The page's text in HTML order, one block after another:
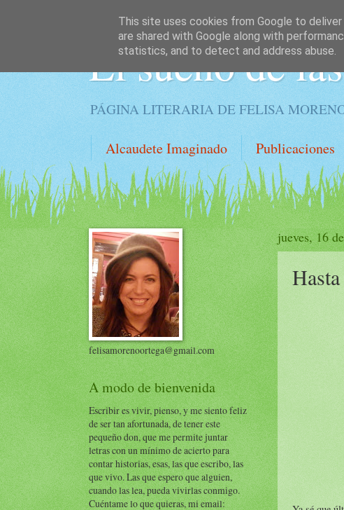
El sueño de
PÁGINA LITERARIA DE FELISA
Alcaudete Imaginado Publicaciones
jueves, 16
felisamorenoortega@gmail.com
A modo de bienvenida
Escribir es vivir, pienso, y me siento feliz
de ser tan afortunada, de tener este
pequeño don, que me permite juntar
letras con un mínimo de acierto para
contar historias, esas, las que escribo, las
que vivo. Las que espero que alguien,
cuando las lea, pueda vivirlas conmigo.
Cuéntame lo que quieras, mi email:
This site uses cookies from Google to
are shared with Google along with
statistics, and to detect and address abuse.